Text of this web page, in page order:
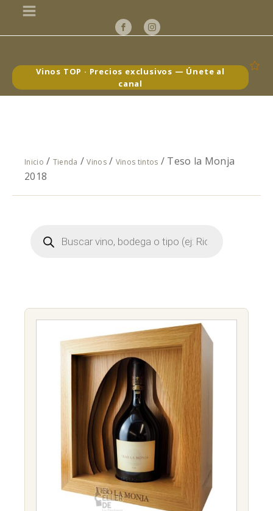
Vinos TOP · Precios exclusivos — Únete al
canal
Inicio / Tienda /Vinos/ Vinos tintos / Teso la Monja
2018
Búsqueda